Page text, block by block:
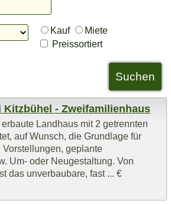
Kauf
Miete
Preissortiert
Kitzbühel - Zweifamilienhaus
Landhaus mit 2 getrennten
auf Wunsch, die Grundlage für
geplante
Um- oder Neugestaltung. Von
das unverbaubare, fast ... €